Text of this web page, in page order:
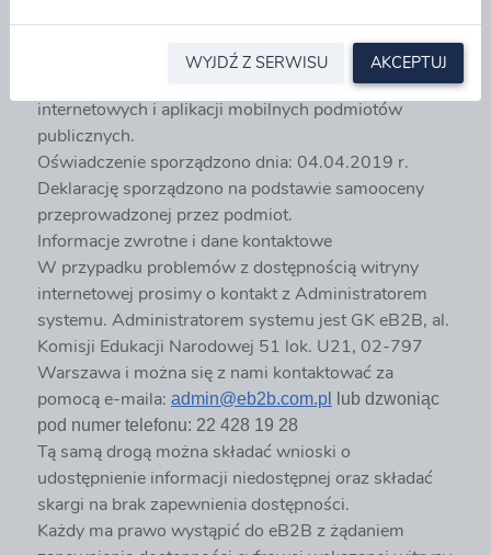
WYJDŹ Z SERWISU AKCEPTUJ
Data ostatniej istotnej aktualizacji: 28.11.2022 r.
Witryna internetowa jest zgodna z ustawą z dnia 4
kwietnia 2019 r. o dostępności cyfrowej stron
internetowych i aplikacji mobilnych podmiotów
publicznych.
Oświadczenie sporządzono dnia: 04.04.2019 r.
Deklarację sporządzono na podstawie samooceny
przeprowadzonej przez podmiot.
Informacje zwrotne i dane kontaktowe
W przypadku problemów z dostępnością witryny
internetowej prosimy o kontakt z Administratorem
systemu. Administratorem systemu jest GK eB2B, al.
Komisji Edukacji Narodowej 51 lok. U21, 02-797
Warszawa i można się z nami kontaktować za
pomocą e-maila: admin@eb2b.com.pl
lub dzwoniąc
pod numer telefonu: 22 428 19 28
Tą samą drogą można składać wnioski o
udostępnienie informacji niedostępnej oraz składać
skargi na brak zapewnienia dostępności.
Każdy ma prawo wystąpić do eB2B z żądaniem